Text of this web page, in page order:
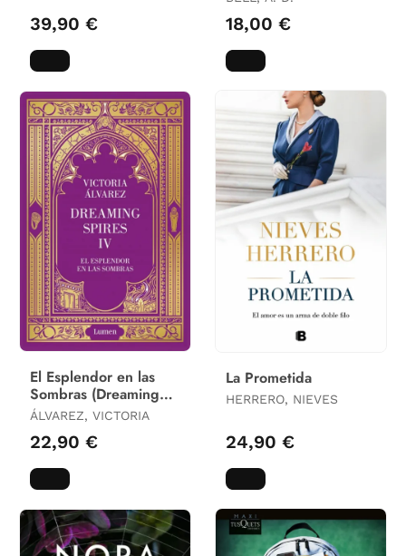
39,90 € 18,00 €
El Esplendor en las
Sombras (Dreaming
Spires 4)
ÁLVAREZ, VICTORIA
22,90 €
La Prometida
HERRERO, NIEVES
24,90 €